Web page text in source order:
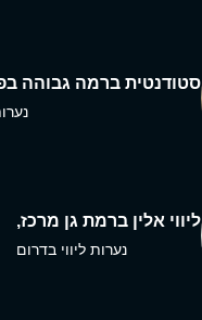
סטודנטית ברמה גבוהה
ליווי אלין ברמת גן מרכז,
נערות ליווי בדרום